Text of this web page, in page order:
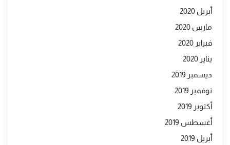
أبريل 2020
مارس 2020
فبراير 2020
يناير 2020
ديسمبر 2019
نوفمبر 2019
أكتوبر 2019
أغسطس 2019
أبريل 2019